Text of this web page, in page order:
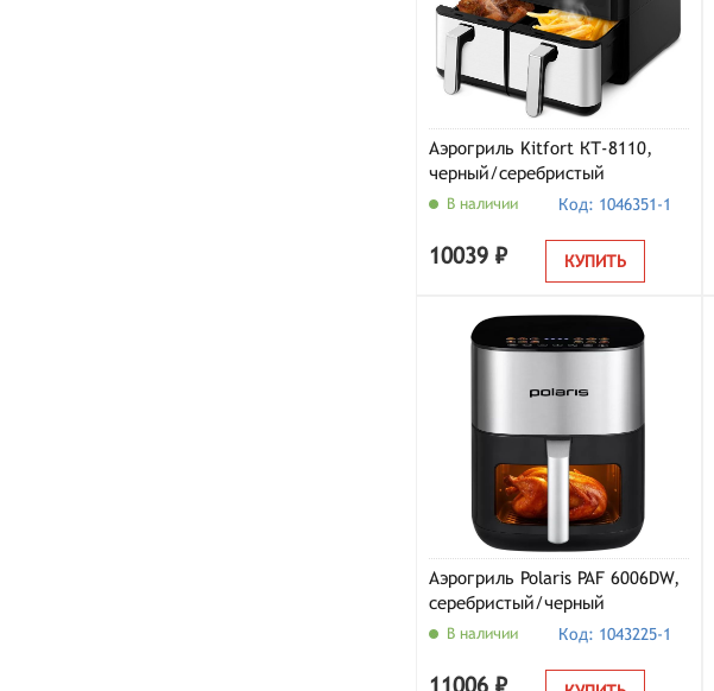
Аэрогриль Kitfort КТ-8110,
черный/серебристый
В наличии Код: 1046351-1
10039 ₽ КУПИТЬ
Аэрогриль Polaris PAF 6006DW,
серебристый/черный
В наличии Код: 1043225-1
11006 ₽